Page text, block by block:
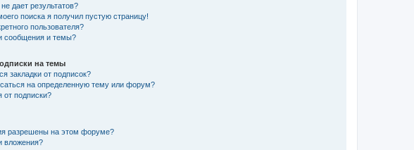
дает результатов?
поиска я получил пустую страницу!
пользователя?
сообщения и темы?
на темы
закладки от подписок?
на определенную тему или форум?
от подписки?
разрешены на этом форуме?
вложения?